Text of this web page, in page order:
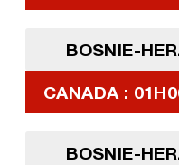
BOSNIE-
CANADA :
BOSNIE-